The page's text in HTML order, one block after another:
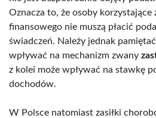
Oznacza to, że osoby
finansowego nie muszą płacić
świadczeń. Należy jednak
wpływać na mechanizm zwany
z kolei może wpływać na stawkę
dochodów.
W Polsce natomiast zasiłki